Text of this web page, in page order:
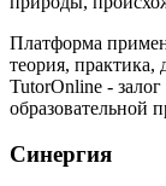
Платформа
теория, практика,
TutorOnline -
образовательной
Синергия